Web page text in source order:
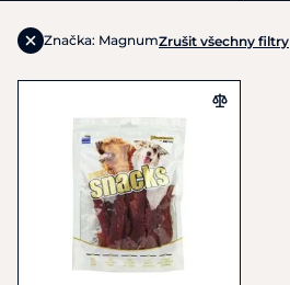
Značka: MagnumZrušit všechny filtry